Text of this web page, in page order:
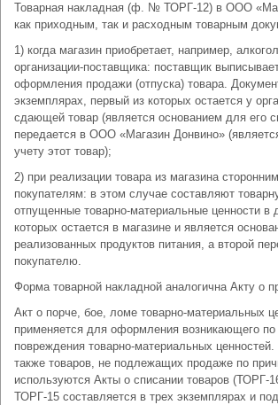
Товарная накладная (ф. № ТОРГ-12) в ООО
как приходным, так и расходным товарным
1) когда магазин приобретает, например,
организации-поставщика: поставщик
оформления продажи (отпуска) товара.
экземплярах, первый из которых остается у
сдающей товар (является основанием для его
передается в ООО «Магазин Донвино»
учету этот товар);
2) при реализации товара из магазина
покупателям: в этом случае составляют
отпущенные товарно-материальные ценности в
которых остается в магазине и является
реализованных продуктов питания, а второй
покупателю.
Форма товарной накладной аналогична Акту о
Акт о порче, бое, ломе товарно-материальных
применяется для оформления возникающего
повреждения товарно-материальных
также товаров, не подлежащих продаже по
используются Акты о списании товаров
ТОРГ-15 составляется в трех экземплярах и